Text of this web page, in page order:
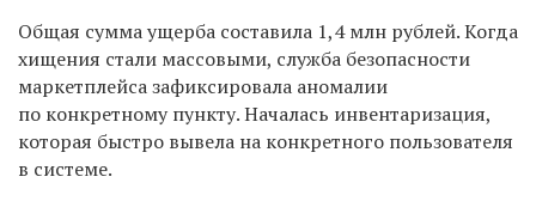
Общая сумма ущерба составила 1,4 млн рублей. Когда
хищения стали массовыми, служба безопасности
маркетплейса зафиксировала аномалии
по конкретному пункту. Началась инвентаризация,
которая быстро вывела на конкретного пользователя
в системе.